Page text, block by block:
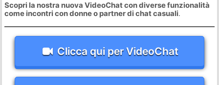
Scopri la nostra nuova VideoChat con diverse funzionalità
come incontri con donne o partner di chat casuali.
Clicca qui per VideoChat